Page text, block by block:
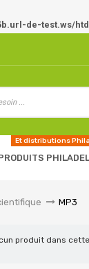
de-test.ws/
Et distributions
> MP3
produit dans